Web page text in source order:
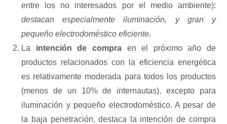
entre los no interesados por el medio ambiente):
destacan especialmente iluminación, y gran y
pequeño electrodoméstico eficiente.
La intención de compraen el próximo año de
productos relacionados con la eficiencia energética
es relativamente moderada para todos los productos
(menos de un 10% de internautas), excepto para
iluminación y pequeño electrodoméstico. A pesar de
la baja penetración, destaca la intención de compra